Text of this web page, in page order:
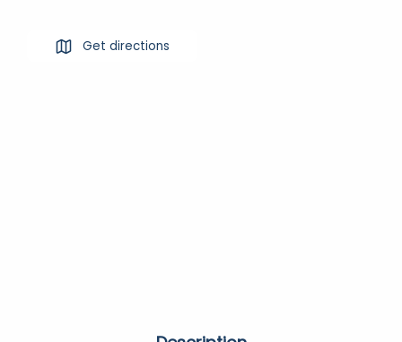
Get directions